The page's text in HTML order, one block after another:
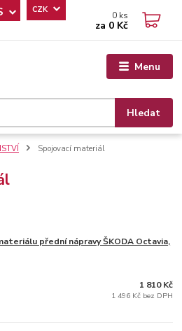
Menu
CZK
Hledat
0 ks
za 0 Kč
Spojovací materiál
přední nápravy ŠKODA Octavia,
1 810 Kč
1 496 Kč bez DPH